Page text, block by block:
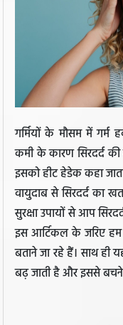
गर्मियों के मौसम में गर्म
कमी के कारण सिरदर्द
इसको हीट हेडेक कहा
वायुदाब से सिरदर्द का
सुरक्षा उपायों से आप
इस आर्टिकल के जरिए हम
बताने जा रहे हैं। साथ ही
बढ़ जाती है और इससे